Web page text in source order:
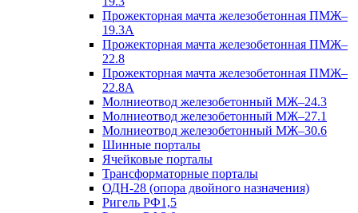
Прожекторная мачта железобетонная ПМЖ–
19.3А
Прожекторная мачта железобетонная ПМЖ–
22.8
Прожекторная мачта железобетонная ПМЖ–
22.8А
Молниеотвод железобетонный МЖ–24.3
Молниеотвод железобетонный МЖ–27.1
Молниеотвод железобетонный МЖ–30.6
Шинные порталы
Ячейковые порталы
Трансформаторные порталы
ОДН-28 (опора двойного назначения)
Ригель РФ1,5